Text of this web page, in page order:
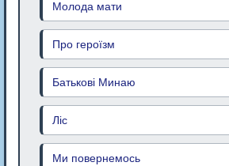
Молода мати
Про героїзм
Батькові Минаю
Ліс
Ми повернемось